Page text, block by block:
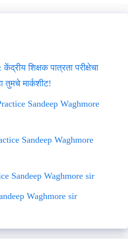
शिक्षक पात्रता परीक्षेचा
तुमचे मार्कशीट!
Sandeep Waghmore
Sandeep Waghmore
Sandeep Waghmore sir
Waghmore sir